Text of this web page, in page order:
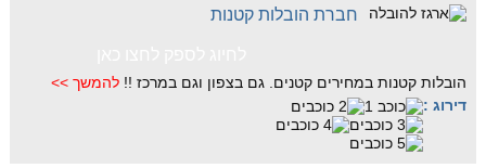
חברת הובלות קטנות
הובלות קטנות במחירים קטנים. גם בצפון וגם במרכז !! להמשך >>
דירוג :